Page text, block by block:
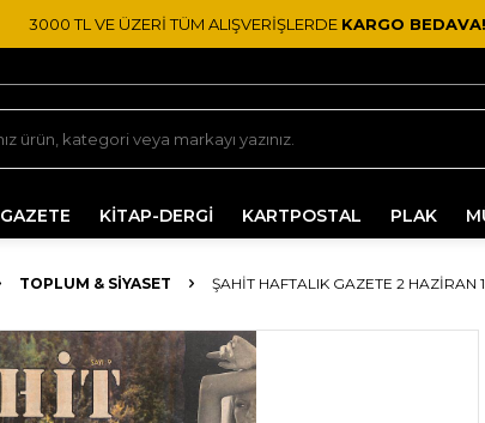
3000 TL VE ÜZERİ TÜM ALIŞVERİŞLERDE KARGO BEDAVA!
GAZETE KİTAP-DERGİ KARTPOSTAL PLAK
TOPLUM & SIYASET ŞAHIT HAFTALIK GAZETE 2 HAZIRAN